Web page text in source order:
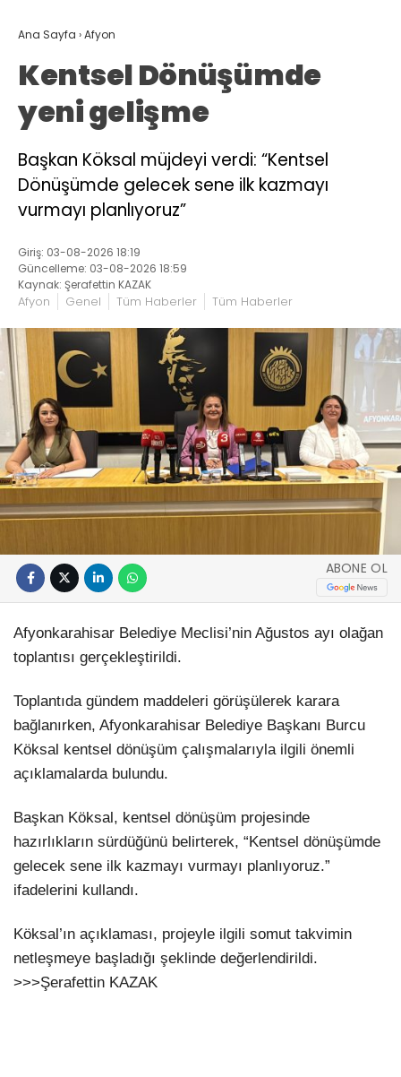
Ana Sayfa ›Afyon
Kentsel Dönüşümde
yeni gelişme
Başkan Köksal müjdeyi verdi: “Kentsel
Dönüşümde gelecek sene ilk kazmayı
vurmayı planlıyoruz”
Giriş: 03-08-2026 18:19
Güncelleme: 03-08-2026 18:59
Kaynak: Şerafettin KAZAK
Afyon Genel Tüm Haberler Tüm Haberler
ABONE OL
Afyonkarahisar Belediye Meclisi’nin Ağustos ayı olağan
toplantısı gerçekleştirildi.
Toplantıda gündem maddeleri görüşülerek karara
bağlanırken, Afyonkarahisar Belediye Başkanı Burcu
Köksal kentsel dönüşüm çalışmalarıyla ilgili önemli
açıklamalarda bulundu.
Başkan Köksal, kentsel dönüşüm projesinde
hazırlıkların sürdüğünü belirterek, “Kentsel dönüşümde
gelecek sene ilk kazmayı vurmayı planlıyoruz.”
ifadelerini kullandı.
Köksal’ın açıklaması, projeyle ilgili somut takvimin
netleşmeye başladığı şeklinde değerlendirildi.
>>>Şerafettin KAZAK